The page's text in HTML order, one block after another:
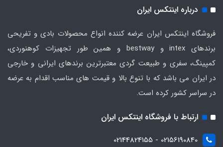
درباره اینتکس ایران
فروشگاه اینتکس ایران عرضه کننده انواع محصولات بادی و تفریحی
برندهای intex و bestway و همین طور تجهیزات کوهنوردی،
کمپینگ، سفری و طبیعت گردی معتبرترین برندهای ایرانی و خارجی
در ایران می باشد که با تنوع بالا و قیمت های مناسب اقدام به عرضه
در سراسر کشور کرده است.
ارتباط با فروشگاه اینتکس ایران
02156190840 - 02144824155